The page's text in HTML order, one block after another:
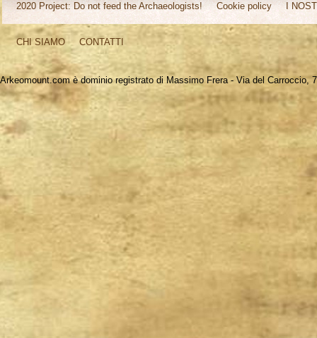
2020 Project: Do not feed the Archaeologists! Cookie policy I
CHI SIAMO CONTATTI
Arkeomount.com è dominio registrato di Massimo Frera - Via del